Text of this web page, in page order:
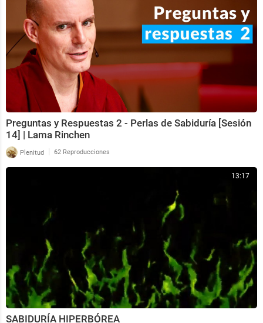
Preguntas y Respuestas 2 - Perlas de Sabiduría [Sesión
14] | Lama Rinchen
Plenitud | 62 Reproducciones
13:17
SABIDURÍA HIPERBÓREA